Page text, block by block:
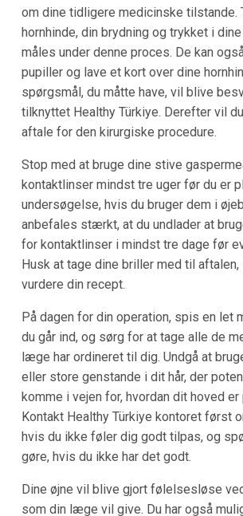
om dine tidligere medicinske tilstande.
hornhinde, din brydning og trykket i
måles under denne proces. De kan
pupiller og lave et kort over dine
spørgsmål, du måtte have, vil blive
tilknyttet Healthy Türkiye. Derefter vil
aftale for den kirurgiske procedure.
Stop med at bruge dine stive
kontaktlinser mindst tre uger før du er
undersøgelse, hvis du bruger dem i
anbefales stærkt, at du undlader at
for kontaktlinser i mindst tre dage før
Husk at tage dine briller med til aftalen,
vurdere din recept.
På dagen for din operation, spis en let
du går ind, og sørg for at tage alle de
læge har ordineret til dig. Undgå at
eller store genstande i dit hår, der
komme i vejen for, hvordan dit hoved
Kontakt Healthy Türkiye kontoret først
hvis du ikke føler dig godt tilpas, og
gøre, hvis du ikke har det godt.
Dine øjne vil blive gjort følelsesløse
som din læge vil give. Du har også